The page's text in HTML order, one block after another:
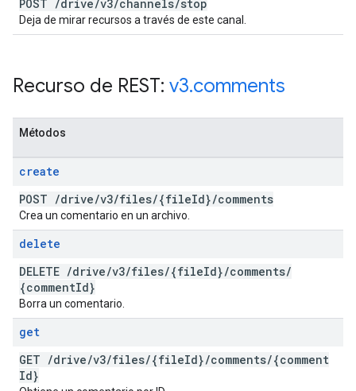
POST /drive/v3/channels/stop
Deja de mirar recursos a través de este canal.
Recurso de REST: v3.comments
Métodos
create
POST /drive/v3/files/{fileId}/comments
Crea un comentario en un archivo.
delete
DELETE /drive/v3/files/{fileId}/comments/
{commentId}
Borra un comentario.
get
GET /drive/v3/files/{fileId}/comments/{comment
Id}